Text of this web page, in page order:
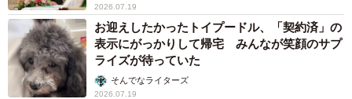
2026.07.19
お迎えしたかったトイプードル、「契約済」の
表示にがっかりして帰宅 みんなが笑顔のサプ
ライズが待っていた
そんでなライターズ
2026.07.19